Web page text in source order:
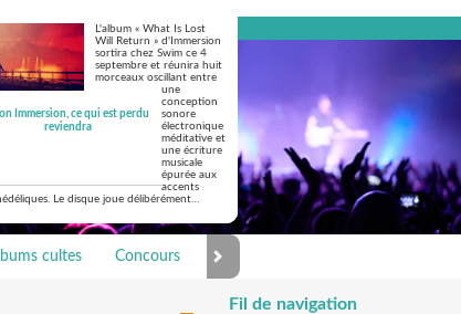
Immersion, ce qui est perdu
reviendra
L'album « What Is Lost
Will Return » d'Immersion
sortira chez Swim ce 4
septembre et réunira huit
morceaux oscillant entre
une
conception
sonore
électronique
méditative et
une écriture
musicale
épurée aux
accents
Le disque joue délibérément…
cultes Concours Photo Galerie
Fil de navigation